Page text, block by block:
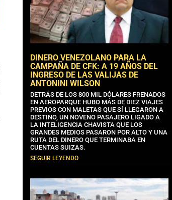
DINERO VENEZOLANO PARA LA
CAMPAÑA DE CFK: A 19 AÑOS DEL
INGRESO DE LAS VALIJAS DE
ANTONINI WILSON
DETRÁS DE LOS 800 MIL DÓLARES FRENADOS
EN AEROPARQUE HUBO MÁS DE DIEZ VIAJES
PREVIOS CON MALETAS QUE SÍ LLEGARON A
DESTINO, UN NOVENO PASAJERO LIGADO A
LA INTELIGENCIA CHAVISTA QUE LOS
GRANDES MEDIOS PASARON POR ALTO Y UNA
RUTA DEL DINERO QUE TERMINABA EN
CUENTAS SUIZAS.
SEGUIR LEYENDO